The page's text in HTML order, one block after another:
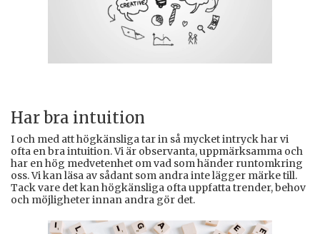
Har bra intuition
I och med att högkänsliga tar in så mycket intryck har vi
ofta en bra intuition. Vi är observanta, uppmärksamma och
har en hög medvetenhet om vad som händer runtomkring
oss. Vi kan läsa av sådant som andra inte lägger märke till.
Tack vare det kan högkänsliga ofta uppfatta trender, behov
och möjligheter innan andra gör det.